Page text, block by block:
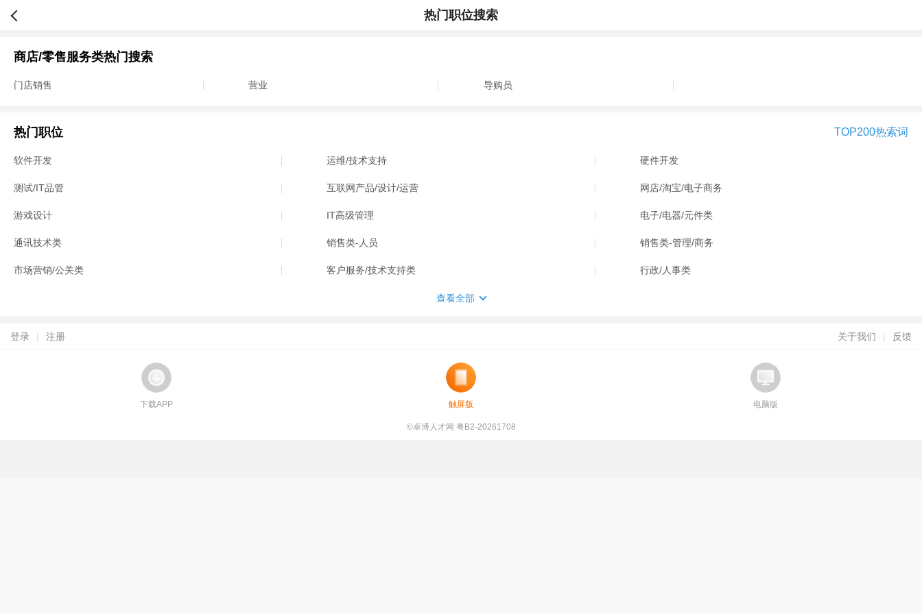
热门职位搜索
商店/零售服务类热门搜索
门店销售 营业 导购员
热门职位 TOP200热索词
软件开发 运维/技术支持 硬件开发
测试/IT品管 互联网产品/设计/运营 网店/淘宝/电子商务
游戏设计 IT高级管理 电子/电器/元件类
通讯技术类 销售类-人员 销售类-管理/商务
市场营销/公关类 客户服务/技术支持类 行政/人事类
查看全部
登录 | 注册 关于我们 | 反馈
下载APP 触屏版 电脑版
©卓博人才网 粤B2-20261708